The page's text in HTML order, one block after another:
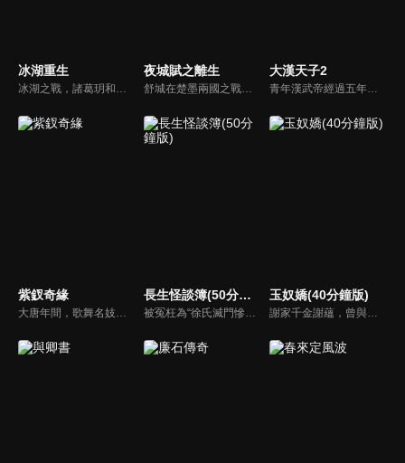
冰湖重生 夜城賦之離生
舒城在楚墨兩國之戰中落敗，並成為了墨國五皇女莫茴的魂器。失去自我意識的舒城跟隨姐姐莫茹回到墨國，面對失而復得的妹妹，莫茹欣喜又憂慮。為了保護親人和國家她棄醫從戎，甚至為了保護莫茴不惜被砍掉一條手臂，然而這一切都阻擋不了局勢的動盪不安...
大漢天子2
青年漢武帝經過五年執政，平息後宮勢力、抗拒外患入侵、粉碎政變陰謀，坐穩了皇帝寶座，正是開展雄才大略之時。能臣汲黯受到賞識，並引薦另一位奇才主父偃，漢武帝視其張固再世，委以重任。國力強盛使漢武帝屢屢北伐外族，只是規模巨大的戰爭使漢室逐漸捉襟見肘，諸侯勢力蠢蠢欲動。
紫釵奇緣
大唐年間，歌舞名妓霍小玉、風流俠客納蘭東、書香才子李益和巾幗紅顏盧靖瀾為首的風騷人物，彼此錯綜複雜的命運與感情糾葛。一場指腹為婚的誤會，造成浪漫卻無果的錯點鴛鴦，他們在階級差異與強權壓迫中勇於追求真愛，在宮廷權謀與世俗現實的拉扯中身不由己地被推向命運的叉路...
長生怪談簿(50分鐘版)
被冤枉為“徐氏滅門慘案”兇手的主人公在多年後深陷倖存者的複仇圈套，成功說服其共同對抗真兇，並找出真相的故事。整個故事發生在一個荒山客棧，眾人鬥智斗勇，一步步揭開每個人的秘密，還原案件本來面目。
玉奴嬌(40分鐘版)
謝家千金謝蘊，曾與殷稷相識相愛，卻被誤會為背叛殷稷轉嫁齊王的始亂終棄之人。殷稷登上王位後，開啟了謝蘊地獄般的宮廷生活。謝蘊在與殷稷的愛恨糾葛中依然守住本心，兩人攜手粉碎了逆賊的陰謀。